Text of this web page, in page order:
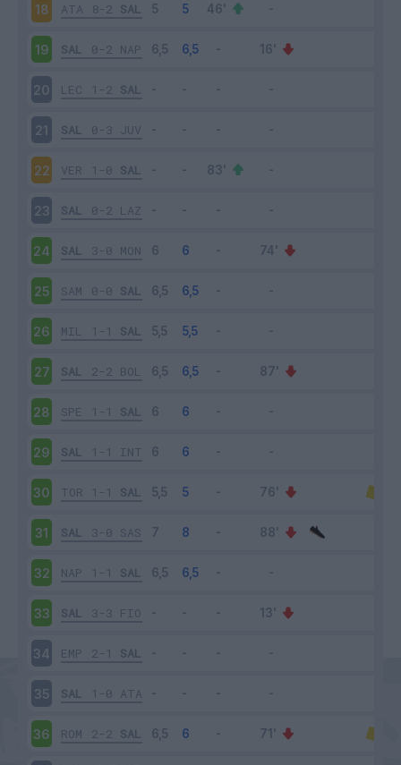
18 ATA 8-2 SAL
19 SAL 0-2 NAP
20 LEC 1-2 SAL
21 SAL 0-3 JUV
22 VER 1-0 SAL
23 SAL 0-2 LAZ
24 SAL 3-0 MON
25 SAM 0-0 SAL
26 MIL 1-1 SAL
27 SAL 2-2 BOL
28 SPE 1-1 SAL
29 SAL 1-1 INT
30 TOR 1-1 SAL
31 SAL 3-0 SAS
32 NAP 1-1 SAL
33 SAL 3-3 FIO
34 EMP 2-1 SAL
35 SAL 1-0 ATA
36 ROM 2-2 SAL